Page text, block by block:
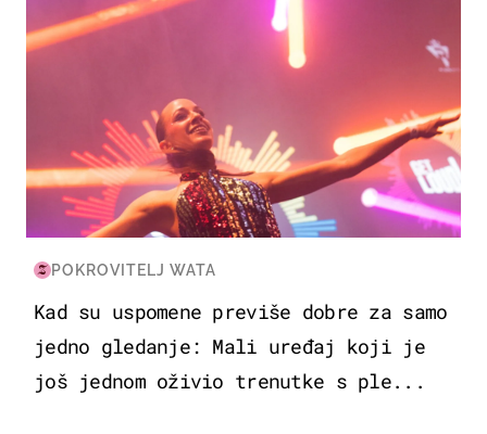
POKROVITELJ WATA
Kad su uspomene previše dobre za samo
jedno gledanje: Mali uređaj koji je
još jednom oživio trenutke s ple...